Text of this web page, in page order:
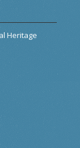
Heritage